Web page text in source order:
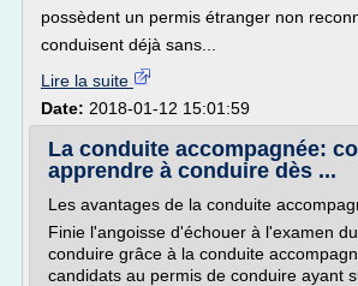
possèdent un permis étranger non
conduisent déjà sans...
Lire la suite
Date: 2018-01-12 15:01:59
La conduite accompagnée:
apprendre à conduire dès ...
Les avantages de la conduite
Finie l'angoisse d'échouer à l'examen
conduire grâce à la conduite
candidats au permis de conduire ayant